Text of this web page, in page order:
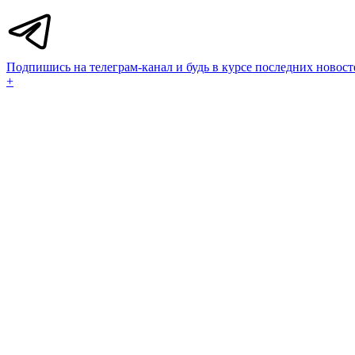
Подпишись на телеграм-канал и будь в курсе последних
+